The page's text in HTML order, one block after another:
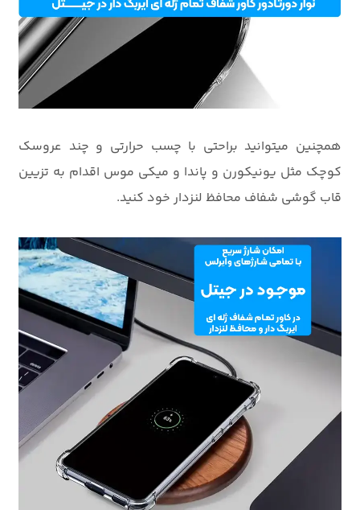
همچنین میتوانید براحتی با چسب حرارتی و چند عروسک
کوچک مثل یونیکورن و پاندا و میکی موس اقدام به تزیین
قاب گوشی شفاف محافظ لنزدار خود کنید.